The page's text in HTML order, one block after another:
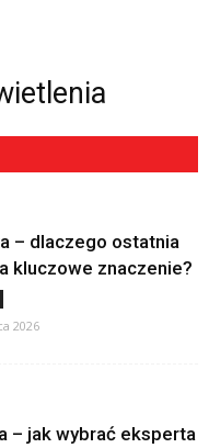
– dlaczego ostatnia
kluczowe znaczenie?
2026
– jak wybrać eksperta